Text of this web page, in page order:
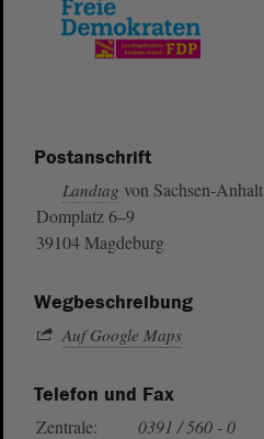
Postanschrift
Landtag von Sachsen-Anhalt
Domplatz 6–9
39104 Magdeburg
Wegbeschreibung
Auf Google Maps
Telefon und Fax
Zentrale:
0391 / 560 - 0